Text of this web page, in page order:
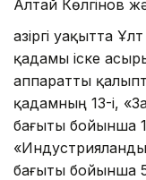
Алтай Көлгінов
Қазіргі уақытта
қадамы іске
аппаратты
қадамның 13-і,
бағыты бойынша
бағыты бойынша